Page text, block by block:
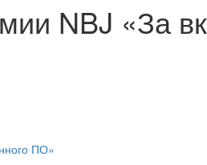
NBJ «За
ПО»